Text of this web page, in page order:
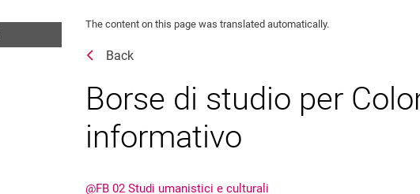
The content on this page was translated automatically.
Back
Borse di studio per
informativo
@FB 02 Studi umanistici e culturali